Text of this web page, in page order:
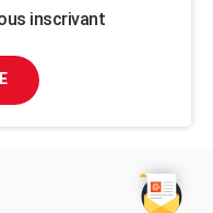
inscrivant